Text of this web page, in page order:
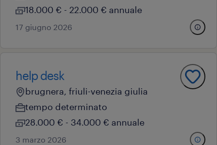
18.000 € - 22.000 € annuale
17 giugno 2026
help desk
brugnera, friuli-venezia giulia
tempo determinato
28.000 € - 34.000 € annuale
3 marzo 2026